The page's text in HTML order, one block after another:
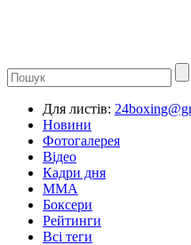
Для листів:
Новини
Фотогалерея
Відео
Кадри дня
ММА
Боксери
Рейтинги
Всі теги